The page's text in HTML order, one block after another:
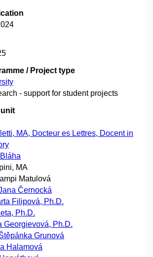
/ Project type
- support for student projects
unit
MA, Docteur es Lettres, Docent in
MA
Matulová
Černocká
Filipová, Ph.D.
Ph.D.
Georgievová, Ph.D.
Grunová
Halamová